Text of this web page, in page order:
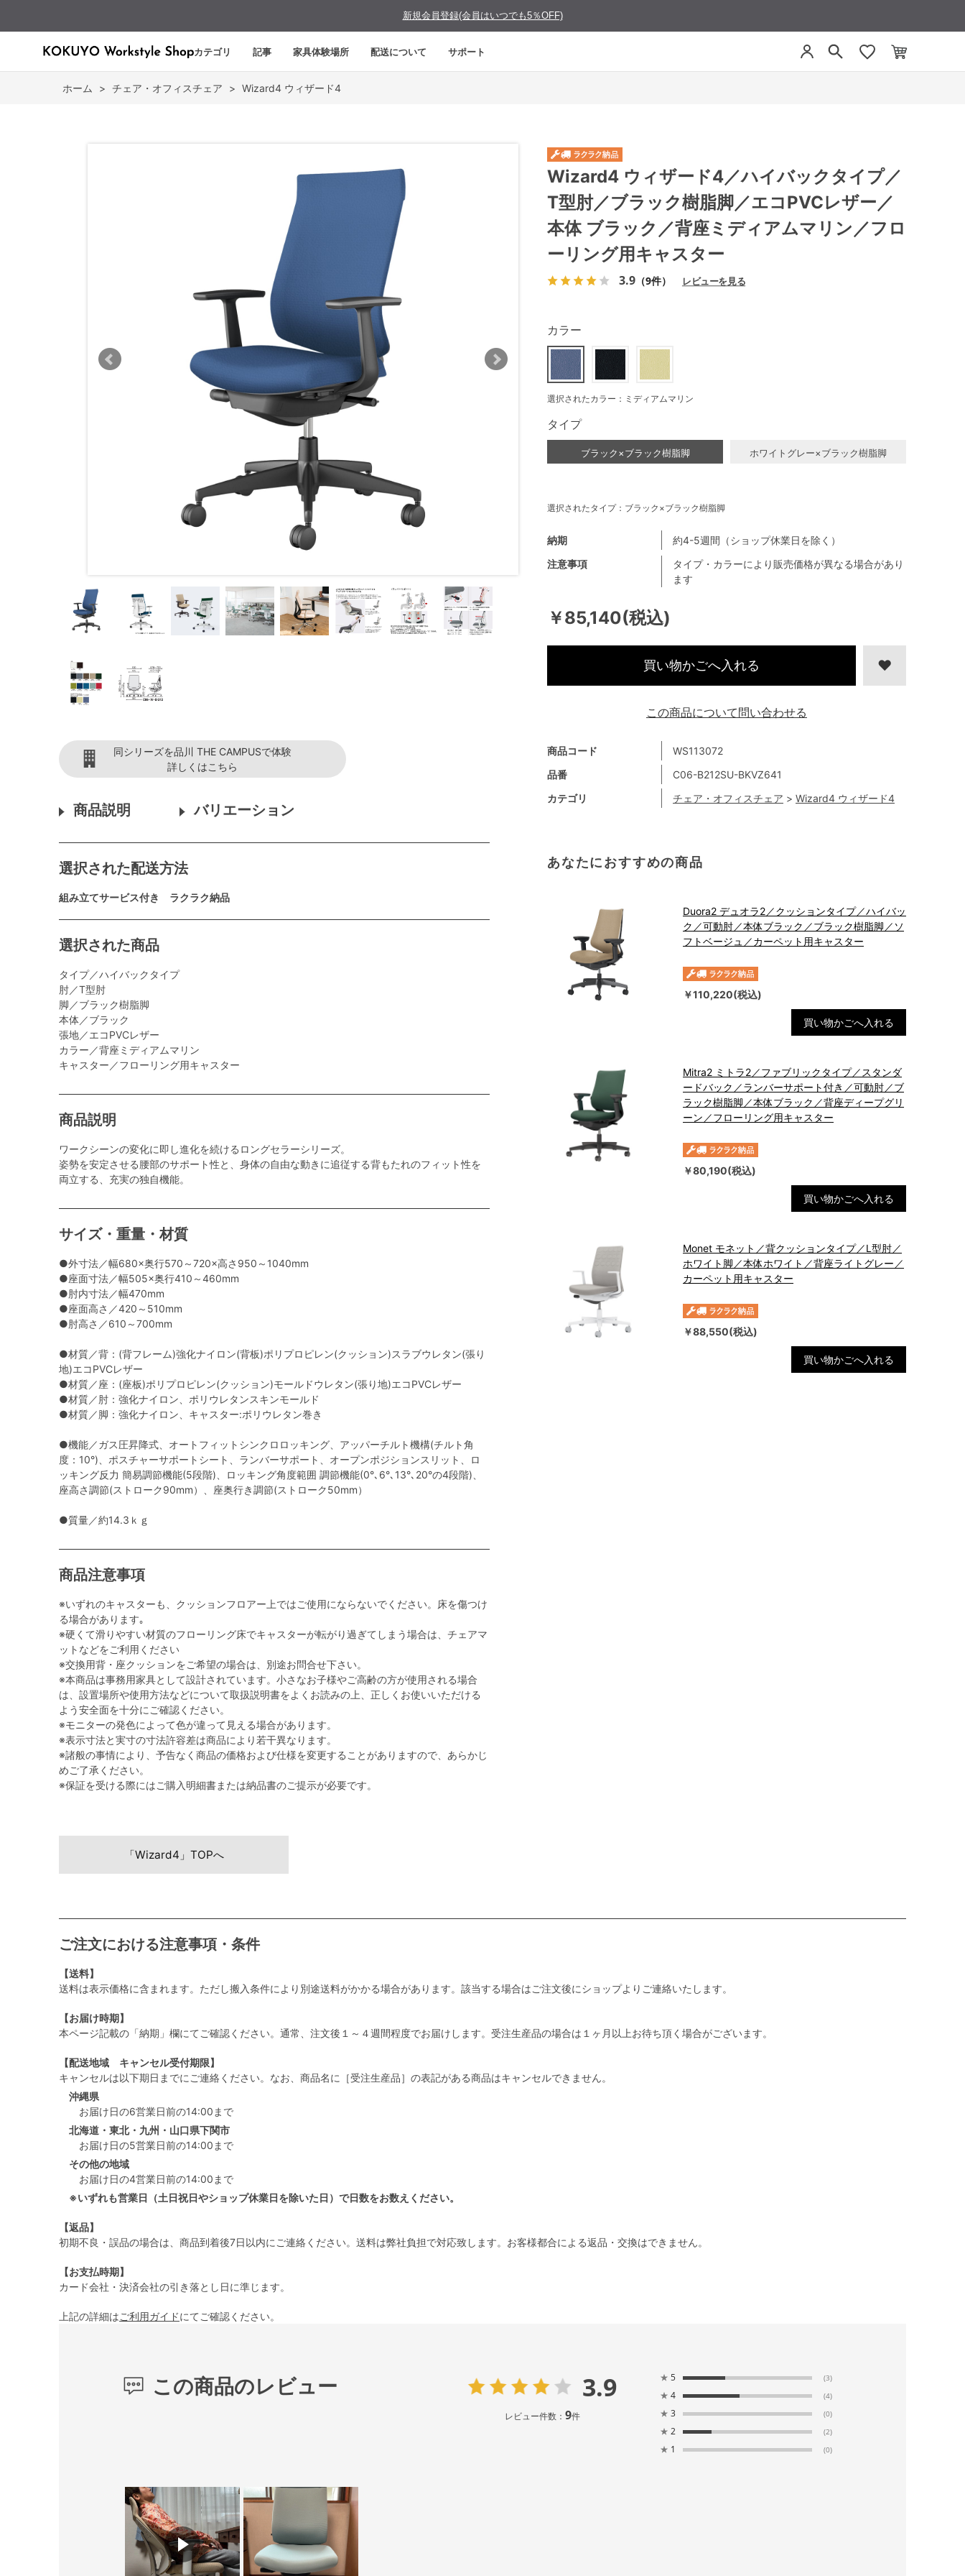
新規会員登録(会員はいつでも5％OFF)
カテゴリ 記事 家具体験場所 配送について サポート
ホーム > チェア・オフィスチェア > Wizard4 ウィザード4
同シリーズを品川 THE CAMPUSで体験
詳しくはこちら
商品説明 バリエーション
選択された配送方法
組み立てサービス付き ラクラク納品
選択された商品
タイプ／ハイバックタイプ
肘／T型肘
脚／ブラック樹脂脚
本体／ブラック
張地／エコPVCレザー
カラー／背座ミディアムマリン
キャスター／フローリング用キャスター
商品説明
ワークシーンの変化に即し進化を続けるロングセラーシリーズ。
姿勢を安定させる腰部のサポート性と、身体の自由な動きに追従する背もたれのフィット性を
両立する、充実の独自機能。
サイズ・重量・材質
●外寸法／幅680×奥行570～720×高さ950～1040mm
●座面寸法／幅505×奥行410～460mm
●肘内寸法／幅470mm
●座面高さ／420～510mm
●肘高さ／610～700mm
●材質／背：(背フレーム)強化ナイロン(背板)ポリプロピレン(クッション)スラブウレタン(張り
地)エコPVCレザー
●材質／座：(座板)ポリプロピレン(クッション)モールドウレタン(張り地)エコPVCレザー
●材質／肘：強化ナイロン、ポリウレタンスキンモールド
●材質／脚：強化ナイロン、キャスター:ポリウレタン巻き
●機能／ガス圧昇降式、オートフィットシンクロロッキング、アッパーチルト機構(チルト角
度：10°)、ポスチャーサポートシート、ランバーサポート、オープンポジションスリット、ロ
ッキング反力 簡易調節機能(5段階)、ロッキング角度範囲 調節機能(0°､6°､13°､20°の4段階)、
座高さ調節(ストローク90mm）、座奥行き調節(ストローク50mm）
●質量／約14.3ｋｇ
商品注意事項
※いずれのキャスターも、クッションフロアー上ではご使用にならないでください。床を傷つけ
る場合があります｡
※硬くて滑りやすい材質のフローリング床でキャスターが転がり過ぎてしまう場合は、チェアマ
ットなどをご利用ください
※交換用背・座クッションをご希望の場合は、別途お問合せ下さい。
※本商品は事務用家具として設計されています。小さなお子様やご高齢の方が使用される場合
は、設置場所や使用方法などについて取扱説明書をよくお読みの上、正しくお使いいただける
よう安全面を十分にご確認ください。
※モニターの発色によって色が違って見える場合があります。
※表示寸法と実寸の寸法許容差は商品により若干異なります。
※諸般の事情により、予告なく商品の価格および仕様を変更することがありますので、あらかじ
めご了承ください。
※保証を受ける際にはご購入明細書または納品書のご提示が必要です。
Wizard4 ウィザード4／ハイバックタイプ／
T型肘／ブラック樹脂脚／エコPVCレザー／
本体 ブラック／背座ミディアムマリン／フロ
ーリング用キャスター
3.9 （9件） レビューを見る
￥85,140(税込)
商品コード
WS113072
品番
C06-B212SU-BKVZ641
カテゴリ
チェア・オフィスチェア > Wizard4 ウィザード4
注意事項
タイプ・カラーにより販売価格が異なる場合があり
ます
納期 約4-5週間（ショップ休業日を除く）
カラー
選択されたカラー：ミディアムマリン
タイプ
ブラック×ブラック樹脂脚 ホワイトグレー×ブラック樹脂脚
選択されたタイプ：ブラック×ブラック樹脂脚
買い物かごへ入れる
あなたにおすすめの商品
Duora2 デュオラ2／クッションタイプ／ハイバッ
ク／可動肘／本体ブラック／ブラック樹脂脚／ソ
フトベージュ／カーペット用キャスター
￥110,220(税込)
買い物かごへ入れる
Mitra2 ミトラ2／ファブリックタイプ／スタンダ
ードバック／ランバーサポート付き／可動肘／ブ
ラック樹脂脚／本体ブラック／背座ディープグリ
ーン／フローリング用キャスター
￥80,190(税込)
買い物かごへ入れる
Monet モネット／背クッションタイプ／L型肘／
ホワイト脚／本体ホワイト／背座ライトグレー／
カーペット用キャスター
￥88,550(税込)
買い物かごへ入れる
この商品について問い合わせる
「Wizard4」TOPへ
ご注文における注意事項・条件
【送料】
送料は表示価格に含まれます。ただし搬入条件により別途送料がかかる場合があります。該当する場合はご注文後にショップよりご連絡いたします。
【お届け時期】
本ページ記載の「納期」欄にてご確認ください。通常、注文後１～４週間程度でお届けします。受注生産品の場合は１ヶ月以上お待ち頂く場合がございます。
【配送地域 キャンセル受付期限】
キャンセルは以下期日までにご連絡ください。なお、商品名に［受注生産品］の表記がある商品はキャンセルできません。
沖縄県
お届け日の6営業日前の14:00まで
北海道・東北・九州・山口県下関市
お届け日の5営業日前の14:00まで
その他の地域
お届け日の4営業日前の14:00まで
※いずれも営業日（土日祝日やショップ休業日を除いた日）で日数をお数えください。
【返品】
初期不良・誤品の場合は、商品到着後7日以内にご連絡ください。送料は弊社負担で対応致します。お客様都合による返品・交換はできません。
【お支払時期】
カード会社・決済会社の引き落とし日に準じます。
上記の詳細はご利用ガイドにてご確認ください。
この商品のレビュー 3.9
レビュー件数： 9件
★ 5 (3)
★ 4 (4)
★ 3 (0)
★ 2 (2)
★ 1 (0)